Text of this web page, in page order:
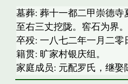
墓葬: 葬十一都二甲崇德
至右三丈挖陇。窖石为界。
卒殁: 一八七二年一月二零
籍贯: 旷家村银庆组。
家庭成员: 元配罗氏，继娶